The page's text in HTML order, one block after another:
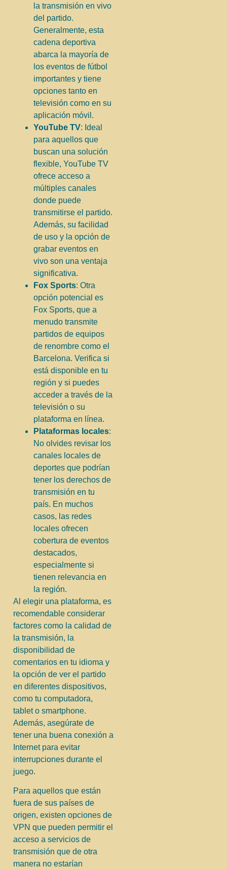
la transmisión en vivo
del partido.
Generalmente, esta
cadena deportiva
abarca la mayoría de
los eventos de fútbol
importantes y tiene
opciones tanto en
televisión como en su
aplicación móvil.
YouTube TV: Ideal
para aquellos que
buscan una solución
flexible, YouTube TV
ofrece acceso a
múltiples canales
donde puede
transmitirse el partido.
Además, su facilidad
de uso y la opción de
grabar eventos en
vivo son una ventaja
significativa.
Fox Sports: Otra
opción potencial es
Fox Sports, que a
menudo transmite
partidos de equipos
de renombre como el
Barcelona. Verifica si
está disponible en tu
región y si puedes
acceder a través de la
televisión o su
plataforma en línea.
Plataformas locales:
No olvides revisar los
canales locales de
deportes que podrían
tener los derechos de
transmisión en tu
país. En muchos
casos, las redes
locales ofrecen
cobertura de eventos
destacados,
especialmente si
tienen relevancia en
la región.
Al elegir una plataforma, es
recomendable considerar
factores como la calidad de
la transmisión, la
disponibilidad de
comentarios en tu idioma y
la opción de ver el partido
en diferentes dispositivos,
como tu computadora,
tablet o smartphone.
Además, asegúrate de
tener una buena conexión a
Internet para evitar
interrupciones durante el
juego.
Para aquellos que están
fuera de sus países de
origen, existen opciones de
VPN que pueden permitir el
acceso a servicios de
transmisión que de otra
manera no estarían